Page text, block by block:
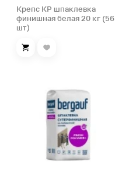
Крепс КР шпаклевка
финишная белая 20 кг (56
шт)